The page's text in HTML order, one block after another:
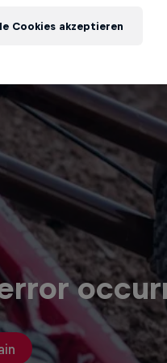
Cookies akzeptieren